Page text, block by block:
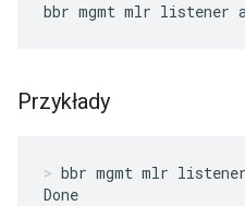
bbr mgmt mlr listener
Przykłady
bbr mgmt mlr
Done